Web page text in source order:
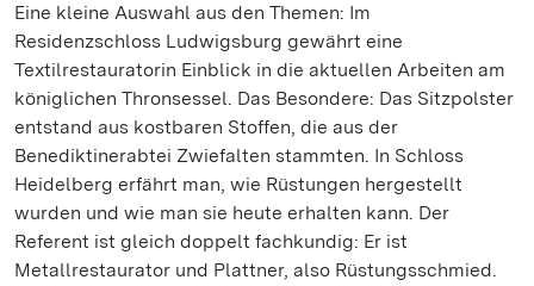
Eine kleine Auswahl aus den Themen: Im
Residenzschloss Ludwigsburg gewährt eine
Textilrestauratorin Einblick in die aktuellen Arbeiten am
königlichen Thronsessel. Das Besondere: Das Sitzpolster
entstand aus kostbaren Stoffen, die aus der
Benediktinerabtei Zwiefalten stammten. In Schloss
Heidelberg erfährt man, wie Rüstungen hergestellt
wurden und wie man sie heute erhalten kann. Der
Referent ist gleich doppelt fachkundig: Er ist
Metallrestaurator und Plattner, also Rüstungsschmied.